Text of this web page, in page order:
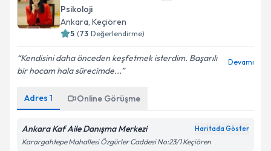
Psikoloji
Ankara, Keçiören
5 (73 Değerlendirme)
Kendisini daha önceden keşfetmek isterdim. Başarılı
bir hocam hala sürecimde...
Devamı
Adres 1 Online Görüşme
Ankara Kaf Aile Danışma Merkezi Haritada Göster
Karargahtepe Mahallesi Özgürler Caddesi No:23/1 Keçiören